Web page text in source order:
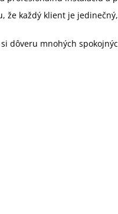
že každý klient je
dôveru mnohých